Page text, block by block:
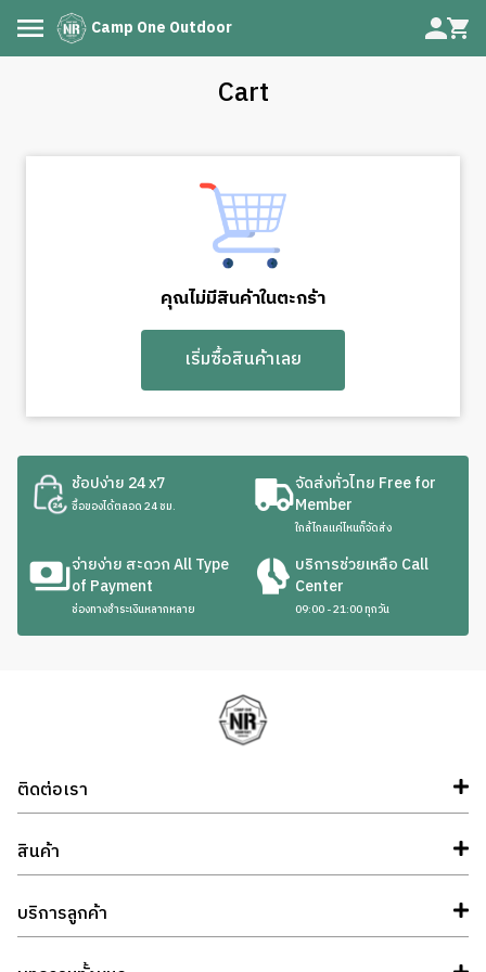
Camp One Outdoor
Cart
คุณไม่มีสินค้าในตะกร้า
เริ่มซื้อสินค้าเลย
ช้อปง่าย 24 x7
ซื้อของได้ตลอด 24 ชม.
จัดส่งทั่วไทย Free for
Member
ใกล้ไกลแค่ไหนก็จัดส่ง
จ่ายง่าย สะดวก All Type
of Payment
ช่องทางชำระเงินหลากหลาย
บริการช่วยเหลือ Call
Center
09:00 - 21:00 ทุกวัน
ติดต่อเรา
สินค้า
บริการลูกค้า